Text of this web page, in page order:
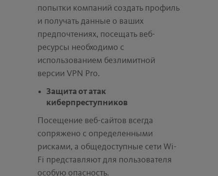
попытки компаний создать профиль
и получать данные о ваших
предпочтениях, посещать веб-
ресурсы необходимо с
использованием безлимитной
версии VPN Pro.
Защита от атак
киберпреступников
Посещение веб-сайтов всегда
сопряжено с определенными
рисками, а общедоступные сети Wi-
Fi представляют для пользователя
особую опасность.